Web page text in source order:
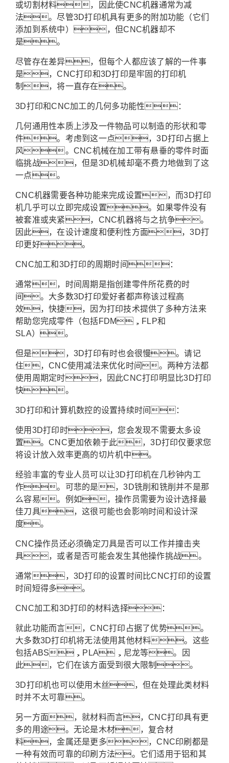
或切割材料，因此使CNC机器通常为减
法。尽管3D打印机具有更多的附加功能（它们
添加到系统中），但CNC机器却不
是。
尽管存在差异，但每个人都应该了解的一件事
是，CNC打印和3D打印是牢固的打印机
制，将一直存在。
3D打印和CNC加工的几何多功能性：
几何通用性本质上涉及一件物品可以制造的形状和零
件。考虑到这一点，3D打印占据上
风。CNC机械在加工带有悬垂的零件时面
临挑战，但是3D机械却毫不费力地做到了这
一点。
CNC机器需要各种功能来完成设置，而3D打印
机几乎可以立即完成设置。如果零件没有
被套准或夹紧，CNC机器将与之抗争。
因此，在设计速度和便利性方面，3D打
印更好。
CNC加工和3D打印的周期时间：
通常，时间周期是指创建零件所花费的时
间。大多数3D打印爱好者都声称该过程高
效，快捷，因为打印技术提供了多种方法来
帮助您完成零件（包括FDM，FLP和
SLA）。
但是，3D打印有时也会很慢。请记
住，CNC使用减法来优化时间。两种方法都
使用周期定时，因此CNC打印明显比3D打印
快。
3D打印和计算机数控的设置持续时间：
使用3D打印时，您会发现不需要太多设
置。CNC更加依赖于此，3D打印仅要求您
将设计放入效率更高的切片机中。
经验丰富的专业人员可以让3D打印机在几秒钟内工
作。可悲的是，3D铣削和铣削并不是那
么容易。例如，操作员需要为设计选择最
佳刀具，这很可能也会影响时间和设计深
度。
CNC操作员还必须确定刀具是否可以工作并撞击夹
具，或者是否可能会发生其他操作挑战。
通常，3D打印的设置时间比CNC打印的设置
时间短得多。
CNC加工和3D打印的材料选择：
就此功能而言，CNC打印占据了优势。
大多数3D打印机将无法使用其他材料。这些
包括ABS，PLA，尼龙等。因
此，它们在该方面受到很大限制。
3D打印机也可以使用木丝，但在处理此类材料
时并不太可靠。
另一方面，就材料而言，CNC打印具有更
多的用途。无论是木材，复合材
料，金属还是更多，CNC印刷都是
一种有效而可靠的印刷方法。它们适用于铝和其